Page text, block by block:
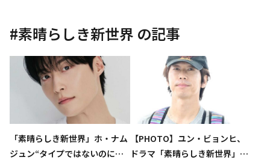
#素晴らしき新世界 の記事
「素晴らしき新世界」ホ・ナム
ジュン“タイプではないのに気
【PHOTO】ユン・ビョンヒ、
ドラマ「素晴らしき新世界」褒